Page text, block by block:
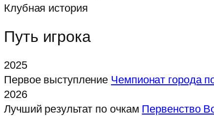
Клубная история
Путь игрока
2025
Первое выступление Чемпионат города
2026
Лучший результат по очкам Первенство